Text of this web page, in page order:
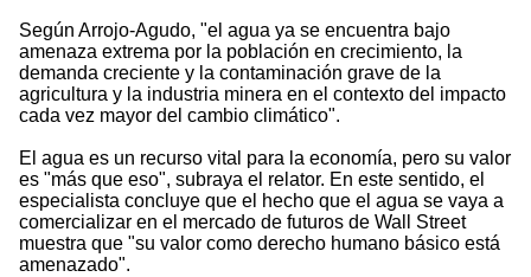
Según Arrojo-Agudo, "el agua ya se encuentra bajo
amenaza extrema por la población en crecimiento, la
demanda creciente y la contaminación grave de la
agricultura y la industria minera en el contexto del impacto
cada vez mayor del cambio climático".
El agua es un recurso vital para la economía, pero su valor
es "más que eso", subraya el relator. En este sentido, el
especialista concluye que el hecho que el agua se vaya a
comercializar en el mercado de futuros de Wall Street
muestra que "su valor como derecho humano básico está
amenazado".